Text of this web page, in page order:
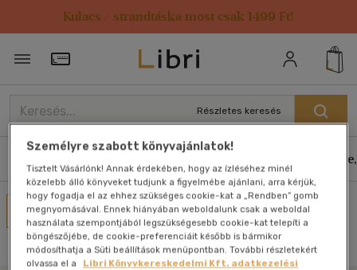
Kulacs / strandtáska most csak 1499 Ft!
Törzsvásárlói Kártya adatai
Részletes keresés
Művei
Nincs találat
Személyre szabott könyvajánlatok!
Tisztelt Vásárlónk! Annak érdekében, hogy az ízléséhez minél
közelebb álló könyveket tudjunk a figyelmébe ajánlani, arra kérjük,
hogy fogadja el az ehhez szükséges cookie-kat a „Rendben” gomb
megnyomásával. Ennek hiányában weboldalunk csak a weboldal
használata szempontjából legszükségesebb cookie-kat telepíti a
böngészőjébe, de cookie-preferenciáit később is bármikor
módosíthatja a Süti beállítások menüpontban. További részletekért
olvassa el a
Libri Könyvkereskedelmi Kft. adatkezelési